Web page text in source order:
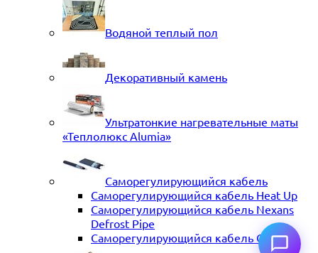
Водяной теплый пол
Декоративный камень
Ультратонкие нагревательные маты
«Теплолюкс Alumia»
Саморегулирующийся кабель
Саморегулирующийся кабель Heat Up
Саморегулирующийся кабель Nexans
Defrost Pipe
Саморегулирующийся кабель ССТ